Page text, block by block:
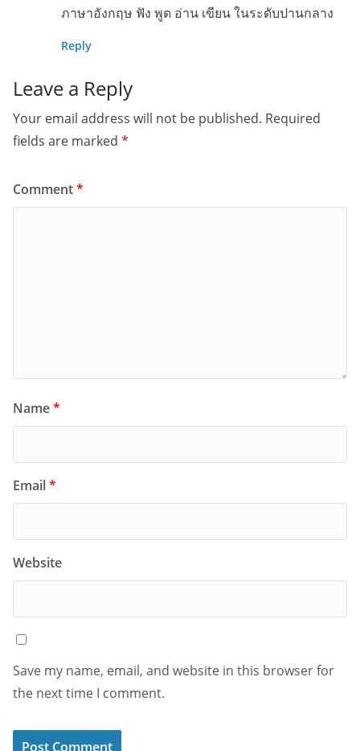
ภาษาอังกฤษ ฟัง พูด อ่าน เขียน ในระดับปานกลาง
Reply
Leave a Reply
Your email address will not be published. Required
fields are marked *
Comment*
Name*
Email*
Website
Save my name, email, and website in this browser for
the next time I comment.